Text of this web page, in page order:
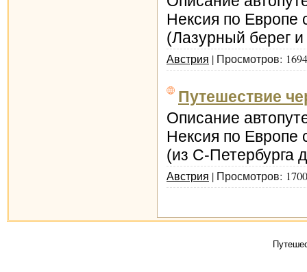
Нексия по Европе
(Лазурный берег
Австрия | Просмотров:
Путешествие
Описание
Нексия по Европе
(из С-Петербурга
Австрия | Просмотров: